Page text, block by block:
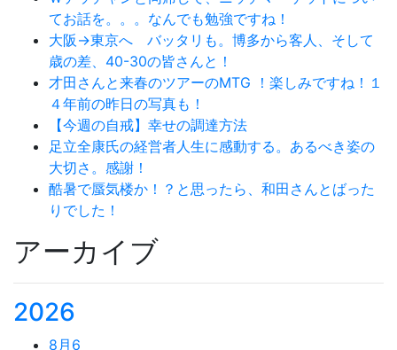
てお話を。。。なんでも勉強ですね！
大阪→東京へ バッタリも。博多から客人、そして
歳の差、40-30の皆さんと！
才田さんと来春のツアーのMTG ！楽しみですね！１
４年前の昨日の写真も！
【今週の自戒】幸せの調達方法
足立全康氏の経営者人生に感動する。あるべき姿の
大切さ。感謝！
酷暑で蜃気楼か！？と思ったら、和田さんとばった
りでした！
アーカイブ
2026
8月 6